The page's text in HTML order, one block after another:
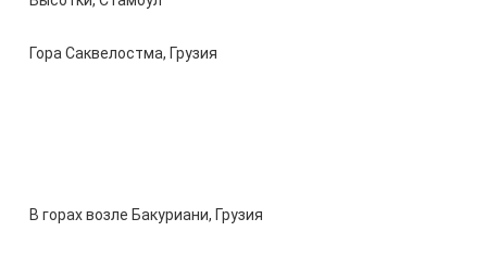
Гора Саквелостма, Грузия
В горах возле Бакуриани, Грузия